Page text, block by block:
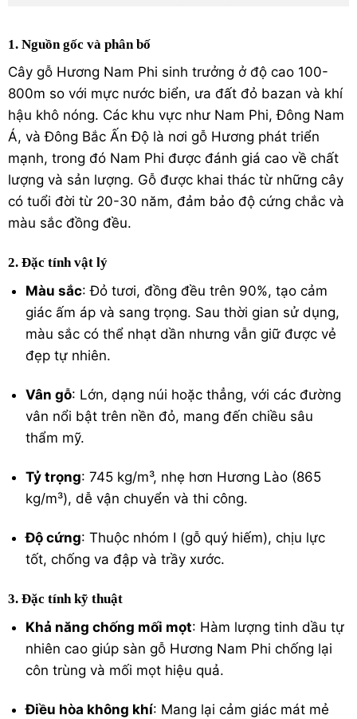
1. Nguồn gốc và phân bố
Cây gỗ Hương Nam Phi sinh trưởng ở độ cao 100-
800m so với mực nước biển, ưa đất đỏ bazan và khí
hậu khô nóng. Các khu vực như Nam Phi, Đông Nam
Á, và Đông Bắc Ấn Độ là nơi gỗ Hương phát triển
mạnh, trong đó Nam Phi được đánh giá cao về chất
lượng và sản lượng. Gỗ được khai thác từ những cây
có tuổi đời từ 20-30 năm, đảm bảo độ cứng chắc và
màu sắc đồng đều.
2. Đặc tính vật lý
Màu sắc: Đỏ tươi, đồng đều trên 90%, tạo cảm
giác ấm áp và sang trọng. Sau thời gian sử dụng,
màu sắc có thể nhạt dần nhưng vẫn giữ được vẻ
đẹp tự nhiên.
Vân gỗ: Lớn, dạng núi hoặc thẳng, với các đường
vân nổi bật trên nền đỏ, mang đến chiều sâu
thẩm mỹ.
Tỷ trọng: 745 kg/m³, nhẹ hơn Hương Lào (865
kg/m³), dễ vận chuyển và thi công.
Độ cứng: Thuộc nhóm I (gỗ quý hiếm), chịu lực
tốt, chống va đập và trầy xước.
3. Đặc tính kỹ thuật
Khả năng chống mối mọt: Hàm lượng tinh dầu tự
nhiên cao giúp sàn gỗ Hương Nam Phi chống lại
côn trùng và mối mọt hiệu quả.
Điều hòa không khí: Mang lại cảm giác mát mẻ